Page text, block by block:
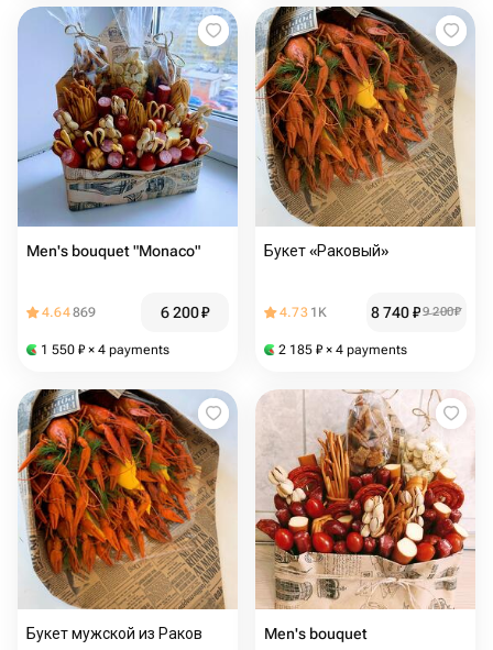
Men's bouquet "Monaco"
4.64869 6 200₽
1 550 ₽ × 4 payments
Букет «Раковый»
4.73 1K 8 740₽9 200₽
2 185 ₽ × 4 payments
Букет мужской из Раков Men's bouquet